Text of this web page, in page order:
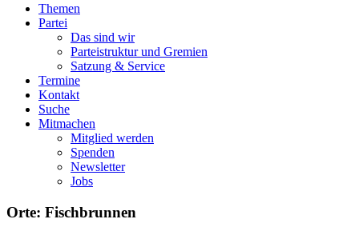
Themen
Partei
Das sind wir
Parteistruktur und Gremien
Satzung & Service
Termine
Kontakt
Suche
Mitmachen
Mitglied werden
Spenden
Newsletter
Jobs
Orte: Fischbrunnen